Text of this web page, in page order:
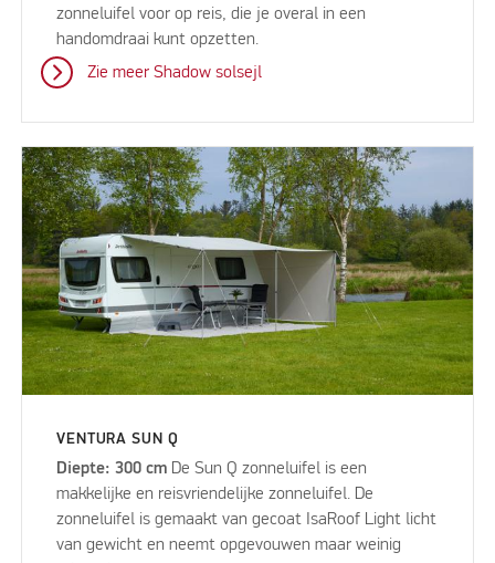
zonneluifel voor op reis, die je overal in een
handomdraai kunt opzetten.
Zie meer Shadow solsejl
VENTURA SUN Q
Diepte: 300 cm De Sun Q zonneluifel is een
makkelijke en reisvriendelijke zonneluifel. De
zonneluifel is gemaakt van gecoat IsaRoof Light licht
van gewicht en neemt opgevouwen maar weinig